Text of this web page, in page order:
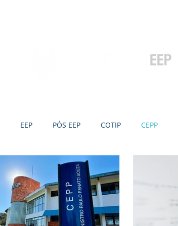
EEP PÓS EEP COTIP CEPP